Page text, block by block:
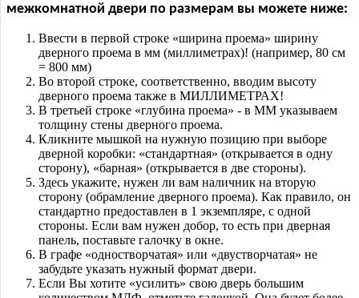
межкомнатной двери по размерам вы можете ниже:
Ввести в первой строке «ширина проема» ширину
дверного проема в мм (миллиметрах)! (например, 80 см
= 800 мм)
Во второй строке, соответственно, вводим высоту
дверного проема также в МИЛЛИМЕТРАХ!
В третьей строке «глубина проема» - в ММ указываем
толщину стены дверного проема.
Кликните мышкой на нужную позицию при выборе
дверной коробки: «стандартная» (открывается в одну
сторону), «барная» (открывается в две стороны).
Здесь укажите, нужен ли вам наличник на вторую
сторону (обрамление дверного проема). Как правило, он
стандартно предоставлен в 1 экземпляре, с одной
стороны. Если вам нужен добор, то есть при дверная
панель, поставьте галочку в окне.
В графе «одностворчатая» или «двустворчатая» не
забудьте указать нужный формат двери.
Если Вы хотите «усилить» свою дверь большим